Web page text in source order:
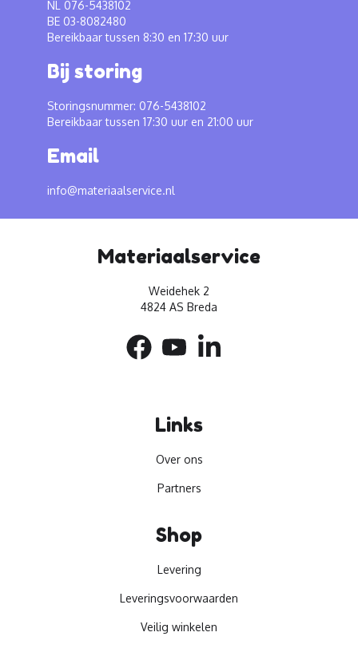
NL 076-5438102
BE 03-8082480
Bereikbaar tussen 8:30 en 17:30 uur
Bij storing
Storingsnummer: 076-5438102
Bereikbaar tussen 17:30 uur en 21:00 uur
Email
info@materiaalservice.nl
Materiaalservice
Weidehek 2
4824 AS Breda
Links
Over ons
Partners
Shop
Levering
Leveringsvoorwaarden
Veilig winkelen